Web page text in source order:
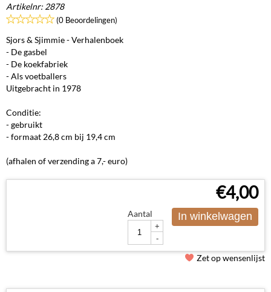
Artikelnr: 2878
(0 Beoordelingen)
Sjors & Sjimmie - Verhalenboek
- De gasbel
- De koekfabriek
- Als voetballers
Uitgebracht in 1978
Conditie:
- gebruikt
- formaat 26,8 cm bij 19,4 cm
(afhalen of verzending a 7,- euro)
€4,00
Aantal
+
-
In winkelwagen
Zet op wensenlijst